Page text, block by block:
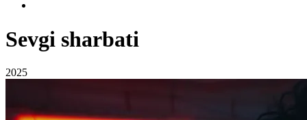
Sevgi sharbati
2025